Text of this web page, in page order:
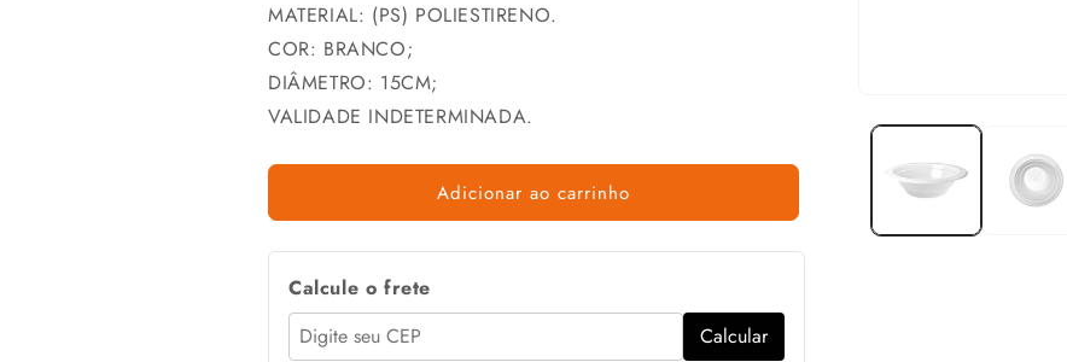
MATERIAL: (PS) POLIESTIRENO.
COR: BRANCO;
DIÂMETRO: 15CM;
VALIDADE INDETERMINADA.
Adicionar ao carrinho
Calcule o frete
Calcular